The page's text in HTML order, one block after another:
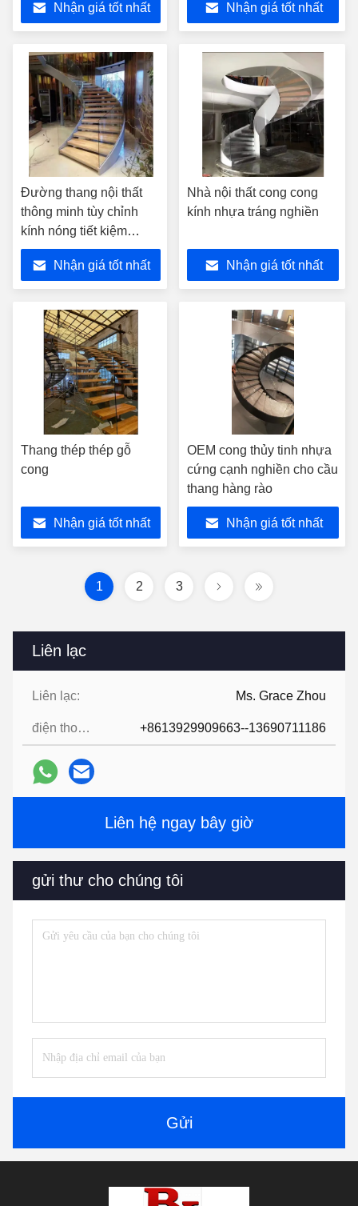
Liên lạc
Liên lạc: Ms. Grace Zhou
điện thoại: +8613929909663--13690711186
Liên hệ ngay bây giờ
gửi thư cho chúng tôi
Gửi
Nhận giá tốt nhất
Nhận giá tốt nhất
Đường thang nội thất
thông minh tùy chỉnh
kính nóng tiết kiệm
không gian
Nhận giá tốt nhất
Nhà nội thất cong cong
kính nhựa tráng nghiền
Nhận giá tốt nhất
Thang thép thép gỗ
cong
Nhận giá tốt nhất
OEM cong thủy tinh nhựa
cứng cạnh nghiền cho cầu
thang hàng rào
Nhận giá tốt nhất
1 2 3